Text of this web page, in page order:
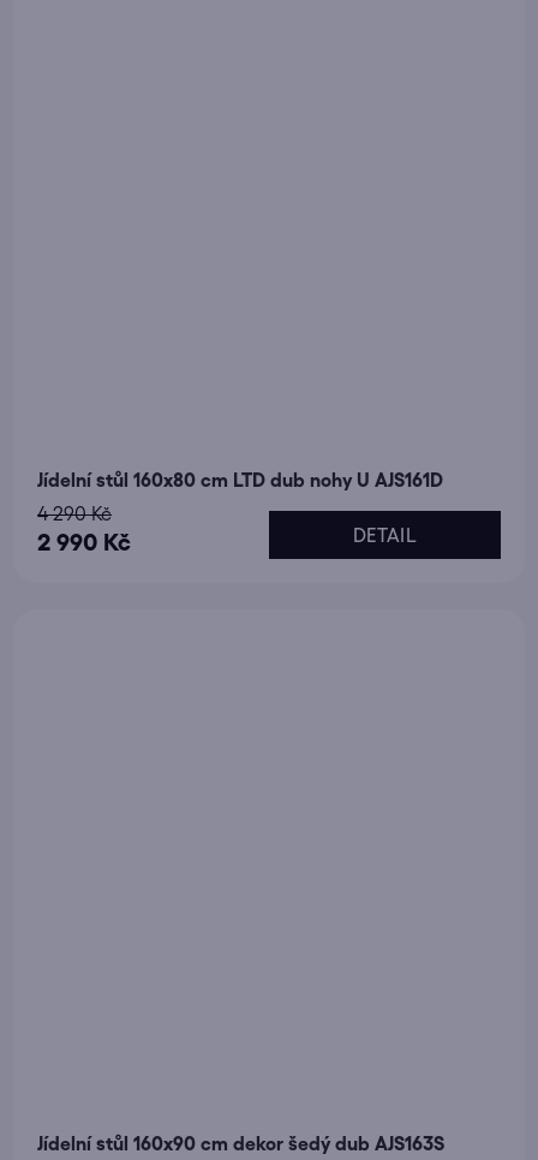
Jídelní stůl 160x80 cm LTD dub nohy U AJS161D
2 990 Kč
4 290 Kč
DETAIL
Jídelní stůl 160x90 cm dekor šedý dub AJS163S